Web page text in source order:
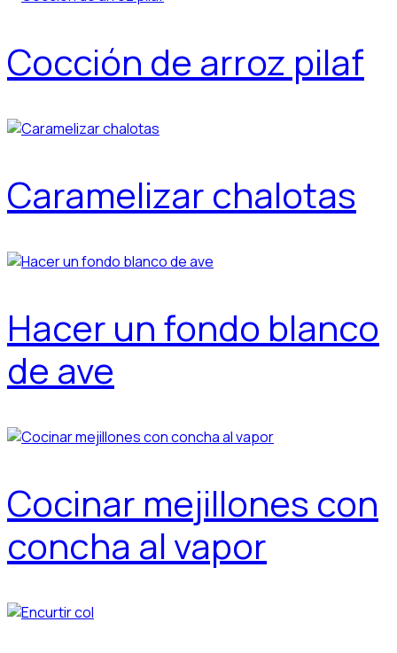
Cocción de arroz pilaf
Caramelizar chalotas
Hacer un fondo blanco
de ave
Cocinar mejillones con
concha al vapor